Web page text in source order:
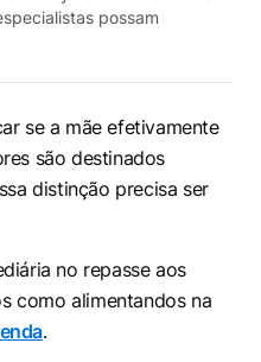
possam
se a mãe efetivamente
são destinados
distinção precisa ser
no repasse aos
como alimentandos na
.